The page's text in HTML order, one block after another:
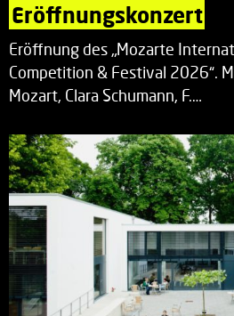
Eröffnungskonzert
Eröffnung des „Mozarte
Competition & Festival 2026“.
Mozart, Clara Schumann, F.…